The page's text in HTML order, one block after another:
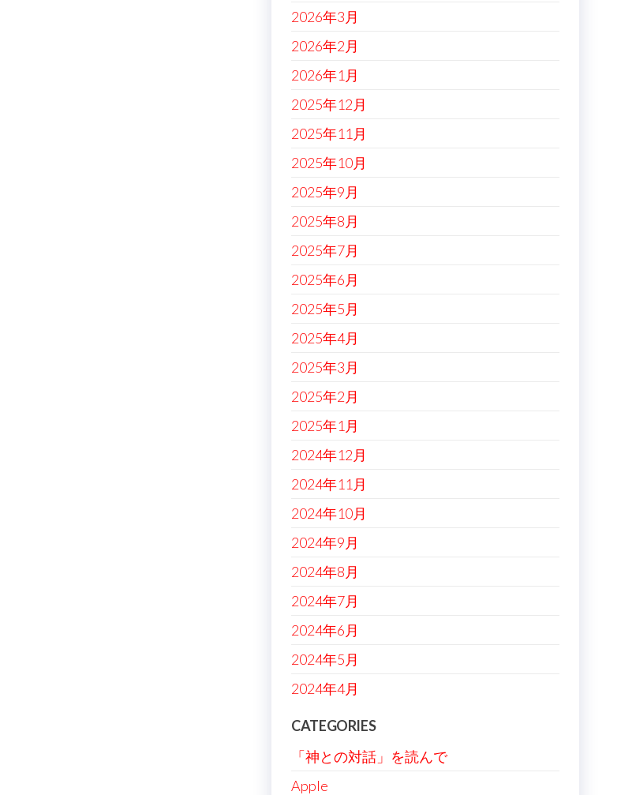
2026年3月
2026年2月
2026年1月
2025年12月
2025年11月
2025年10月
2025年9月
2025年8月
2025年7月
2025年6月
2025年5月
2025年4月
2025年3月
2025年2月
2025年1月
2024年12月
2024年11月
2024年10月
2024年9月
2024年8月
2024年7月
2024年6月
2024年5月
2024年4月
CATEGORIES
「神との対話」を読んで
Apple